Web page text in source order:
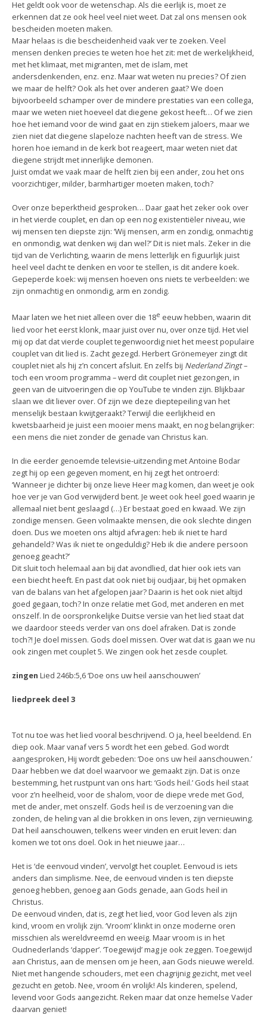
Het geldt ook voor de wetenschap. Als die eerlijk is, moet ze
erkennen dat ze ook heel veel niet weet. Dat zal ons mensen ook
bescheiden moeten maken.
Maar helaas is die bescheidenheid vaak ver te zoeken. Veel
mensen denken precies te weten hoe het zit: met de werkelijkheid,
met het klimaat, met migranten, met de islam, met
andersdenkenden, enz. enz. Maar wat weten nu precies? Of zien
we maar de helft? Ook als het over anderen gaat? We doen
bijvoorbeeld schamper over de mindere prestaties van een collega,
maar we weten niet hoeveel dat diegene gekost heeft… Of we zien
hoe het iemand voor de wind gaat en zijn stiekem jaloers, maar we
zien niet dat diegene slapeloze nachten heeft van de stress. We
horen hoe iemand in de kerk bot reageert, maar weten niet dat
diegene strijdt met innerlijke demonen.
Juist omdat we vaak maar de helft zien bij een ander, zou het ons
voorzichtiger, milder, barmhartiger moeten maken, toch?
Over onze beperktheid gesproken… Daar gaat het zeker ook over
in het vierde couplet, en dan op een nog existentiëler niveau, wie
wij mensen ten diepste zijn: ‘Wij mensen, arm en zondig, onmachtig
en onmondig, wat denken wij dan wel?’ Dit is niet mals. Zeker in die
tijd van de Verlichting, waarin de mens letterlijk en figuurlijk juist
heel veel dacht te denken en voor te stellen, is dit andere koek.
Gepeperde koek: wij mensen hoeven ons niets te verbeelden: we
zijn onmachtig en onmondig, arm en zondig.
Maar laten we het niet alleen over die 18e eeuw hebben, waarin dit
lied voor het eerst klonk, maar juist over nu, over onze tijd. Het viel
mij op dat dat vierde couplet tegenwoordig niet het meest populaire
couplet van dit lied is. Zacht gezegd. Herbert Grönemeyer zingt dit
couplet niet als hij z’n concert afsluit. En zelfs bij Nederland Zingt–
toch een vroom programma – werd dit couplet niet gezongen, in
geen van de uitvoeringen die op YouTube te vinden zijn. Blijkbaar
slaan we dit liever over. Of zijn we deze dieptepeiling van het
menselijk bestaan kwijtgeraakt? Terwijl die eerlijkheid en
kwetsbaarheid je juist een mooier mens maakt, en nog belangrijker:
een mens die niet zonder de genade van Christus kan.
In die eerder genoemde televisie-uitzending met Antoine Bodar
zegt hij op een gegeven moment, en hij zegt het ontroerd:
‘Wanneer je dichter bij onze lieve Heer mag komen, dan weet je ook
hoe ver je van God verwijderd bent. Je weet ook heel goed waarin je
allemaal niet bent geslaagd (…) Er bestaat goed en kwaad. We zijn
zondige mensen. Geen volmaakte mensen, die ook slechte dingen
doen. Dus we moeten ons altijd afvragen: heb ik niet te hard
gehandeld? Was ik niet te ongeduldig? Heb ik die andere persoon
genoeg geacht?’
Dit sluit toch helemaal aan bij dat avondlied, dat hier ook iets van
een biecht heeft. En past dat ook niet bij oudjaar, bij het opmaken
van de balans van het afgelopen jaar? Daarin is het ook niet altijd
goed gegaan, toch? In onze relatie met God, met anderen en met
onszelf. In de oorspronkelijke Duitse versie van het lied staat dat
we daardoor steeds verder van ons doel afraken. Dat is zonde
toch?! Je doel missen. Gods doel missen. Over wat dat is gaan we nu
ook zingen met couplet 5. We zingen ook het zesde couplet.
zingen Lied 246b:5,6 ‘Doe ons uw heil aanschouwen’
liedpreek deel 3
Tot nu toe was het lied vooral beschrijvend. O ja, heel beeldend. En
diep ook. Maar vanaf vers 5 wordt het een gebed. God wordt
aangesproken, Hij wordt gebeden: ‘Doe ons uw heil aanschouwen.’
Daar hebben we dat doel waarvoor we gemaakt zijn. Dat is onze
bestemming, het rustpunt van ons hart: ‘Gods heil.’ Gods heil staat
voor z’n heelheid, voor de shalom, voor de diepe vrede met God,
met de ander, met onszelf. Gods heil is de verzoening van die
zonden, de heling van al die brokken in ons leven, zijn vernieuwing.
Dat heil aanschouwen, telkens weer vinden en eruit leven: dan
komen we tot ons doel. Ook in het nieuwe jaar…
Het is ‘de eenvoud vinden’, vervolgt het couplet. Eenvoud is iets
anders dan simplisme. Nee, de eenvoud vinden is ten diepste
genoeg hebben, genoeg aan Gods genade, aan Gods heil in
Christus.
De eenvoud vinden, dat is, zegt het lied, voor God leven als zijn
kind, vroom en vrolijk zijn. ‘Vroom’ klinkt in onze moderne oren
misschien als wereldvreemd en weeïg. Maar vroom is in het
Oudnederlands ‘dapper’. ‘Toegewijd’ mag je ook zeggen. Toegewijd
aan Christus, aan de mensen om je heen, aan Gods nieuwe wereld.
Niet met hangende schouders, met een chagrijnig gezicht, met veel
gezucht en getob. Nee, vroom én vrolijk! Als kinderen, spelend,
levend voor Gods aangezicht. Reken maar dat onze hemelse Vader
daarvan geniet!